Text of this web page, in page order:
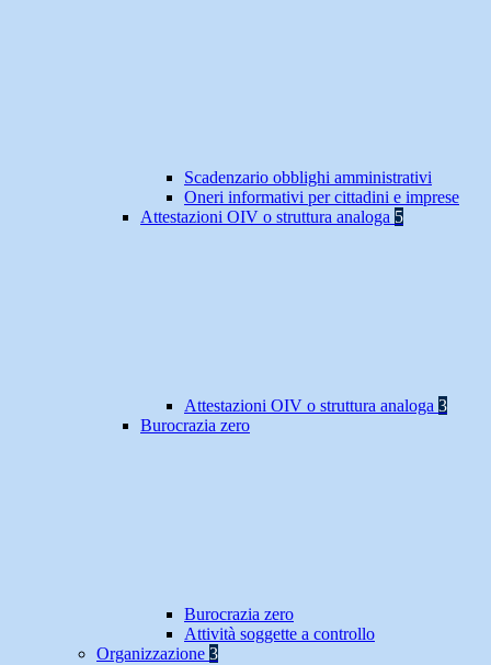
Scadenzario obblighi amministrativi
Oneri informativi per cittadini e imprese
Attestazioni OIV o struttura analoga 5
Attestazioni OIV o struttura analoga 3
Burocrazia zero
Burocrazia zero
Attività soggette a controllo
Organizzazione 3